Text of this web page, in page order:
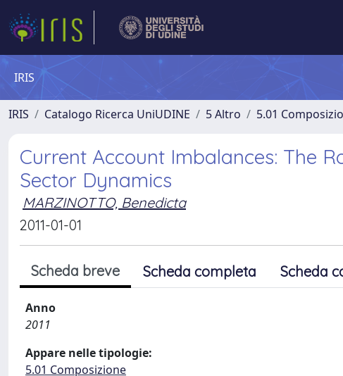
IRIS
IRIS Catalogo Ricerca UniUDINE 5 Altro 5.01
Current Account Imbalances: The
Sector Dynamics
MARZINOTTO, Benedicta
2011-01-01
Scheda breve Scheda completa Scheda
Anno
2011
Appare nelle tipologie:
5.01 Composizione